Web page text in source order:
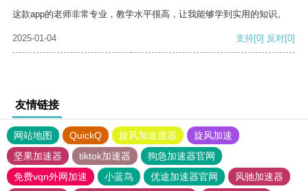
这款app的老师非常专业，教学水平很高，让我能够学到实用的知识。
2025-01-04 支持[0] 反对[0]
友情链接
网站地图 QuickQ 旋风加速度器
旋风加速
坚果加速器
tiktok加速器
狗急加速器官网
免费vqn外网加速
小蓝鸟 优途加速器官网
风驰加速器